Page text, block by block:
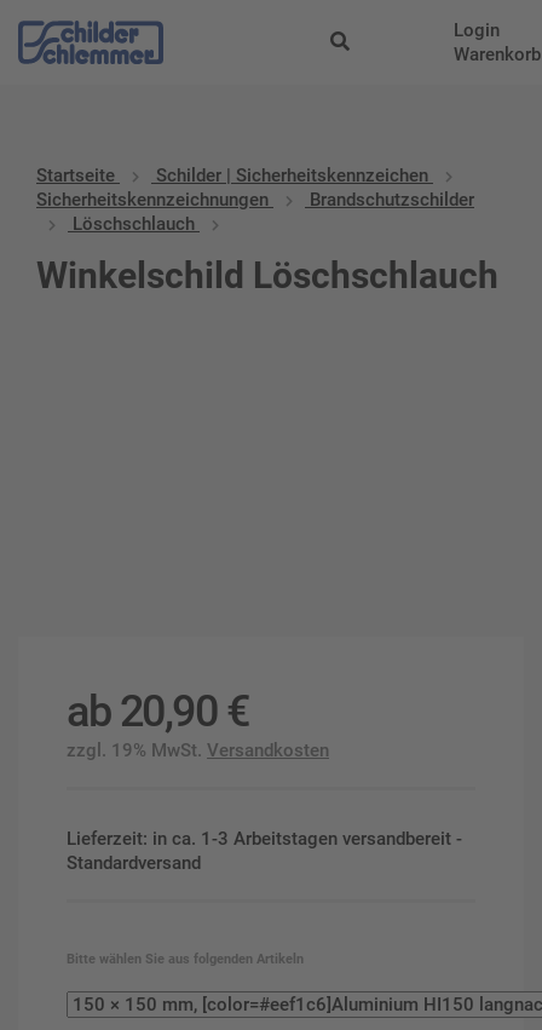
Login
Warenkorb
Startseite
Schilder | Sicherheitskennzeichen
Sicherheitskennzeichnungen
Brandschutzschilder
Löschschlauch
Winkelschild Löschschlauch
ab20,90 €
zzgl. 19% MwSt. Versandkosten
Lieferzeit: in ca. 1-3 Arbeitstagen versandbereit -
Standardversand
Bitte wählen Sie aus folgenden Artikeln